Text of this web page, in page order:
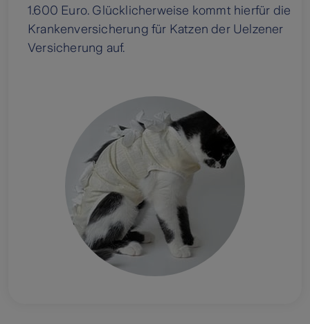
1.600 Euro. Glücklicherweise kommt hierfür die
Krankenversicherung für Katzen der Uelzener
Versicherung auf.